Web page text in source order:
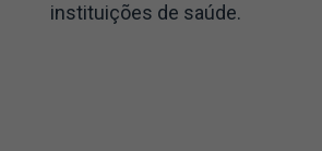
instituições de saúde.